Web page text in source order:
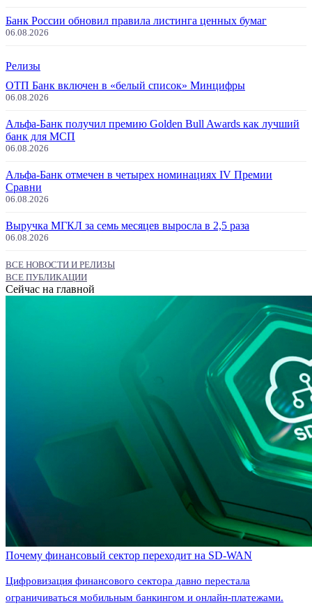
Банк России обновил правила листинга ценных бумаг
06.08.2026
Релизы
ОТП Банк включен в «белый список» Минцифры
06.08.2026
Альфа-Банк получил премию Golden Bull Awards как лучший
банк для МСП
06.08.2026
Альфа-Банк отмечен в четырех номинациях IV Премии
Сравни
06.08.2026
Выручка МГКЛ за семь месяцев выросла в 2,5 раза
06.08.2026
ВСЕ НОВОСТИ И РЕЛИЗЫ
ВСЕ ПУБЛИКАЦИИ
Сейчас на главной
Почему финансовый сектор переходит на SD-WAN
Цифровизация финансового сектора давно перестала
ограничиваться мобильным банкингом и онлайн-платежами.